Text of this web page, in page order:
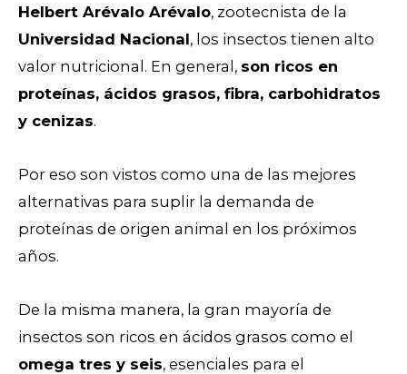
Helbert Arévalo Arévalo, zootecnista de la
Universidad Nacional, los insectos tienen alto
valor nutricional. En general, son ricos en
proteínas, ácidos grasos, fibra, carbohidratos
y cenizas.
Por eso son vistos como una de las mejores
alternativas para suplir la demanda de
proteínas de origen animal en los próximos
años.
De la misma manera, la gran mayoría de
insectos son ricos en ácidos grasos como el
omega tres y seis, esenciales para el